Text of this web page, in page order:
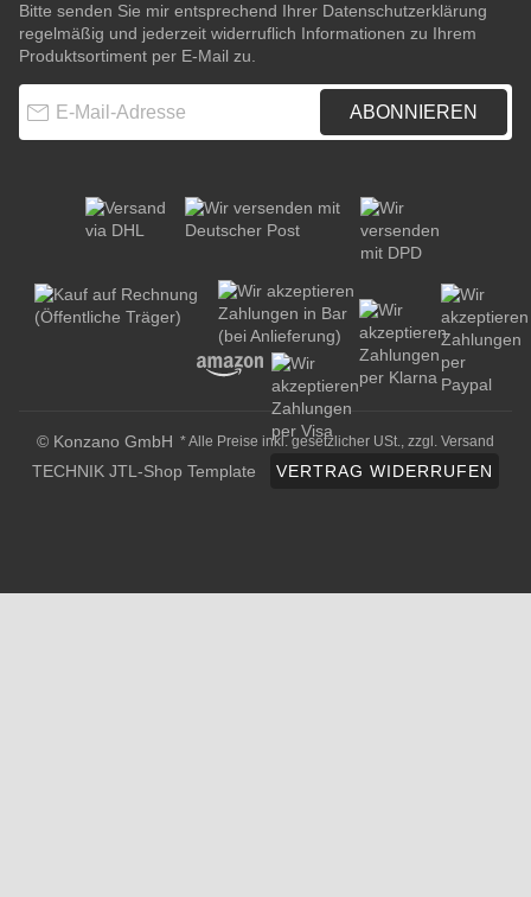
Bitte senden Sie mir entsprechend Ihrer Datenschutzerklärung
regelmäßig und jederzeit widerruflich Informationen zu Ihrem
Produktsortiment per E-Mail zu.
ABONNIEREN
© Konzano GmbH * Alle Preise inkl. gesetzlicher USt., zzgl. Versand
TECHNIK JTL-Shop Template VERTRAG WIDERRUFEN